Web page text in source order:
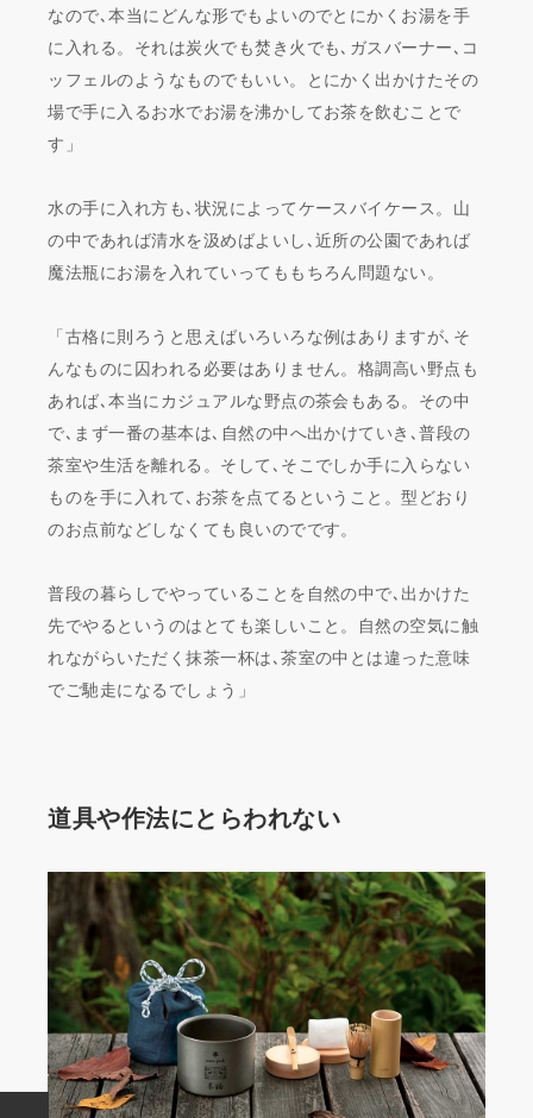
なので､本当にどんな形でもよいのでとにかくお湯を手
に入れる。それは炭火でも焚き火でも､ガスバーナー､コ
ッフェルのようなものでもいい。とにかく出かけたその
場で手に入るお水でお湯を沸かしてお茶を飲むことで
す」
水の手に入れ方も､状況によってケースバイケース。山
の中であれば清水を汲めばよいし､近所の公園であれば
魔法瓶にお湯を入れていってももちろん問題ない。
「古格に則ろうと思えばいろいろな例はありますが､そ
んなものに囚われる必要はありません。格調高い野点も
あれば､本当にカジュアルな野点の茶会もある。その中
で､まず一番の基本は､自然の中へ出かけていき､普段の
茶室や生活を離れる。そして､そこでしか手に入らない
ものを手に入れて､お茶を点てるということ。型どおり
のお点前などしなくても良いのでです。
普段の暮らしでやっていることを自然の中で､出かけた
先でやるというのはとても楽しいこと。自然の空気に触
れながらいただく抹茶一杯は､茶室の中とは違った意味
でご馳走になるでしょう」
道具や作法にとらわれない